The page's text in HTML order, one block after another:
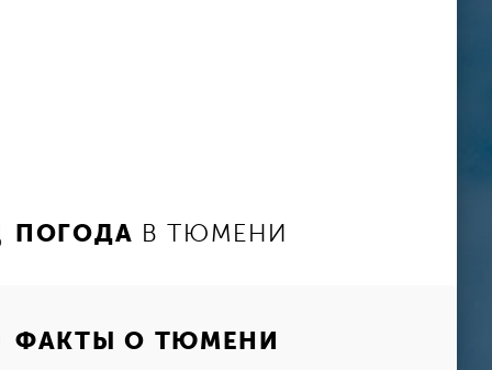
ПОГОДА В ТЮМЕНИ
ФАКТЫ О ТЮМЕНИ